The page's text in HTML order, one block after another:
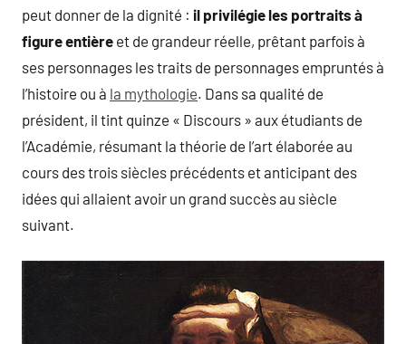
peut donner de la dignité : il privilégie les portraits à
figure entière et de grandeur réelle, prêtant parfois à
ses personnages les traits de personnages empruntés à
l’histoire ou à la mythologie. Dans sa qualité de
président, il tint quinze « Discours » aux étudiants de
l’Académie, résumant la théorie de l’art élaborée au
cours des trois siècles précédents et anticipant des
idées qui allaient avoir un grand succès au siècle
suivant.